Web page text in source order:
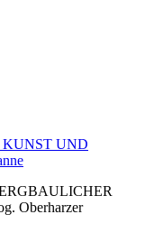
UND
Oberharzer